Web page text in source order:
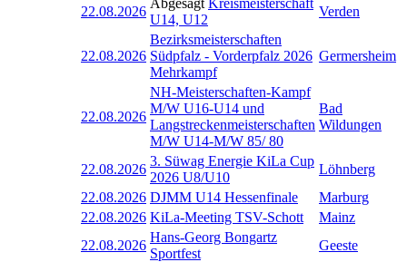
22.08.2026
U14, U12
Verden
22.08.2026
Bezirksmeisterschaften
Südpfalz - Vorderpfalz 2026
Mehrkampf
Germersheim
22.08.2026
NH-Meisterschaften-Kampf
M/W U16-U14 und
Langstreckenmeisterschaften
M/W U14-M/W 85/ 80
Bad
Wildungen
22.08.2026
3. Süwag Energie KiLa Cup
2026 U8/U10
Löhnberg
22.08.2026 DJMM U14 Hessenfinale
Marburg
22.08.2026 KiLa-Meeting TSV-Schott
Mainz
22.08.2026
Hans-Georg Bongartz
Sportfest
Geeste